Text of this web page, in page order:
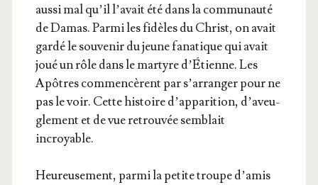
aus­si mal qu’il l’a­vait été dans la com­mu­nau­té
de Damas. Par­mi les fidèles du Christ, on avait
gar­dé le sou­ve­nir du jeune fana­tique qui avait
joué un rôle dans le mar­tyre d’É­tienne. Les
Apôtres com­men­cèrent par s’ar­ran­ger pour ne
pas le voir. Cette his­toire d’ap­pa­ri­tion, d’a­veu­
gle­ment et de vue retrou­vée sem­blait
incroyable.
Heu­reu­se­ment, par­mi la petite troupe d’a­mis